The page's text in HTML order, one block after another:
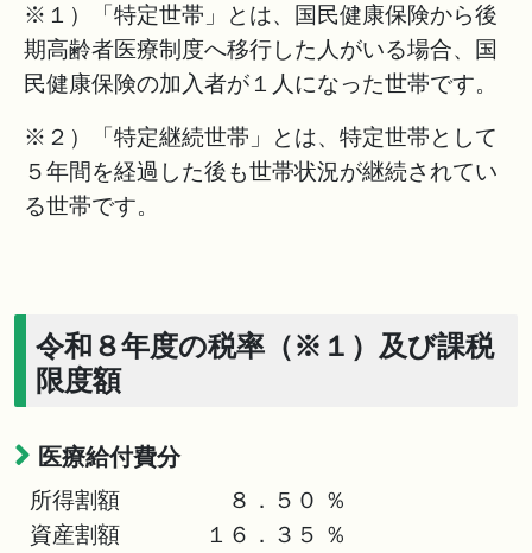
※１）「特定世帯」とは、国民健康保険から後
期高齢者医療制度へ移行した人がいる場合、国
民健康保険の加入者が１人になった世帯です。
※２）「特定継続世帯」とは、特定世帯として
５年間を経過した後も世帯状況が継続されてい
る世帯です。
令和８年度の税率（※１）及び課税
限度額
医療給付費分
所得割額 ８．５０ ％
資産割額 １６．３５ ％